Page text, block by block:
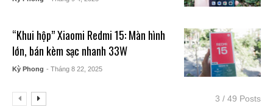
“Khui hộp” Xiaomi Redmi 15: Màn hình
lớn, bán kèm sạc nhanh 33W
Kỳ Phong - Tháng 8 22, 2025
3 / 49 Posts